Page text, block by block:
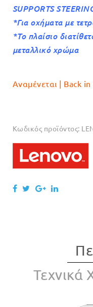
SUPPORTS
*Για οχήματα με
*Το πλαίσιο
μεταλλικό χρώμα
Αναμένεται | Back
Κωδικός προϊόντος:
Τεχνικά